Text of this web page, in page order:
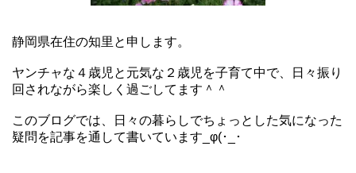
静岡県在住の知里と申します。
ヤンチャな４歳児と元気な２歳児を子育て中で、日々振り
回されながら楽しく過ごしてます＾＾
このブログでは、日々の暮らしでちょっとした気になった
疑問を記事を通して書いています_φ(･_･